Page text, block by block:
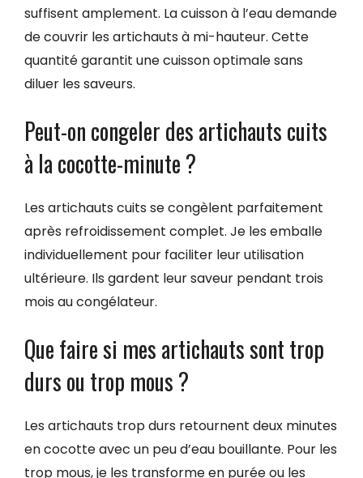
suffisent amplement. La cuisson à l’eau demande
de couvrir les artichauts à mi-hauteur. Cette
quantité garantit une cuisson optimale sans
diluer les saveurs.
Peut-on congeler des artichauts cuits
à la cocotte-minute ?
Les artichauts cuits se congèlent parfaitement
après refroidissement complet. Je les emballe
individuellement pour faciliter leur utilisation
ultérieure. Ils gardent leur saveur pendant trois
mois au congélateur.
Que faire si mes artichauts sont trop
durs ou trop mous ?
Les artichauts trop durs retournent deux minutes
en cocotte avec un peu d’eau bouillante. Pour les
trop mous, je les transforme en purée ou les